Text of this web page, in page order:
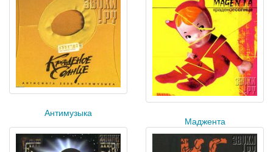
Антимузыка
Маджента